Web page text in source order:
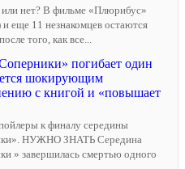
нет? В фильме «Плюрибус»
еще 11 незнакомцев остаются
того, как все...
погибает один
шокирующим
с книгой и «повышает
к финалу середины
НУЖНО ЗНАТЬ Середина
» завершилась смертью одного